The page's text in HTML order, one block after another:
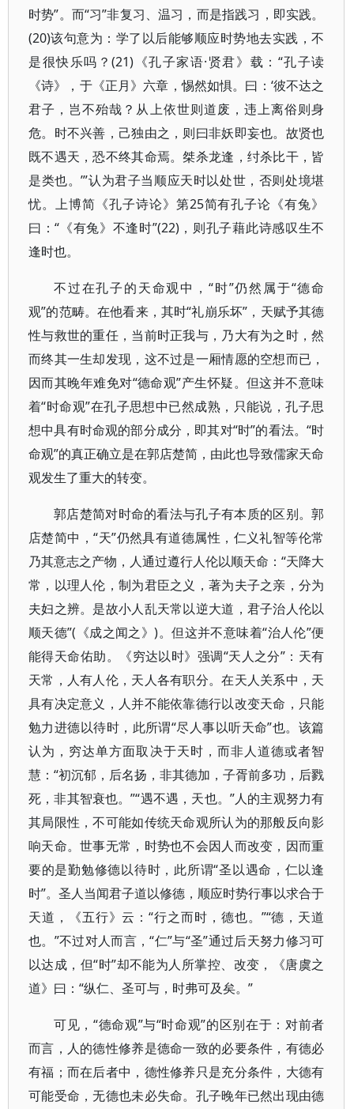
时势”。而“习”非复习、温习，而是指践习，即实践。
(20)该句意为：学了以后能够顺应时势地去实践，不
是很快乐吗？(21)《孔子家语·贤君》载：“孔子读
《诗》，于《正月》六章，惕然如惧。曰：‘彼不达之
君子，岂不殆哉？从上依世则道废，违上离俗则身
危。时不兴善，己独由之，则曰非妖即妄也。故贤也
既不遇天，恐不终其命焉。桀杀龙逢，纣杀比干，皆
是类也。’”认为君子当顺应天时以处世，否则处境堪
忧。上博简《孔子诗论》第25简有孔子论《有兔》
曰：“《有兔》不逢时”(22)，则孔子藉此诗感叹生不
逢时也。
不过在孔子的天命观中，“时”仍然属于“德命
观”的范畴。在他看来，其时“礼崩乐坏”，天赋予其德
性与救世的重任，当前时正我与，乃大有为之时，然
而终其一生却发现，这不过是一厢情愿的空想而已，
因而其晚年难免对“德命观”产生怀疑。但这并不意味
着“时命观”在孔子思想中已然成熟，只能说，孔子思
想中具有时命观的部分成分，即其对“时”的看法。“时
命观”的真正确立是在郭店楚简，由此也导致儒家天命
观发生了重大的转变。
郭店楚简对时命的看法与孔子有本质的区别。郭
店楚简中，“天”仍然具有道德属性，仁义礼智等伦常
乃其意志之产物，人通过遵行人伦以顺天命：“天降大
常，以理人伦，制为君臣之义，著为夫子之亲，分为
夫妇之辨。是故小人乱天常以逆大道，君子治人伦以
顺天德”(《成之闻之》)。但这并不意味着“治人伦”便
能得天命佑助。《穷达以时》强调“天人之分”：天有
天常，人有人伦，天人各有职分。在天人关系中，天
具有决定意义，人并不能依靠德行以改变天命，只能
勉力进德以待时，此所谓“尽人事以听天命”也。该篇
认为，穷达单方面取决于天时，而非人道德或者智
慧：“初沉郁，后名扬，非其德加，子胥前多功，后戮
死，非其智衰也。”“遇不遇，天也。”人的主观努力有
其局限性，不可能如传统天命观所认为的那般反向影
响天命。世事无常，时势也不会因人而改变，因而重
要的是勤勉修德以待时，此所谓“圣以遇命，仁以逢
时”。圣人当闻君子道以修德，顺应时势行事以求合于
天道，《五行》云：“行之而时，德也。”“德，天道
也。”不过对人而言，“仁”与“圣”通过后天努力修习可
以达成，但“时”却不能为人所掌控、改变，《唐虞之
道》曰：“纵仁、圣可与，时弗可及矣。”
可见，“德命观”与“时命观”的区别在于：对前者
而言，人的德性修养是德命一致的必要条件，有德必
有福；而在后者中，德性修养只是充分条件，大德有
可能受命，无德也未必失命。孔子晚年已然出现由德